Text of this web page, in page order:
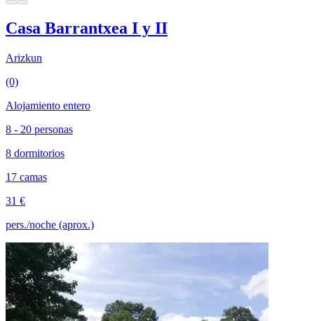
Casa Barrantxea I y II
Arizkun
(0)
Alojamiento entero
8 - 20 personas
8 dormitorios
17 camas
31 €
pers./noche (aprox.)